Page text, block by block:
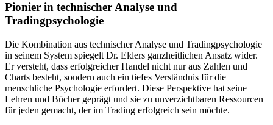
Pionier in technischer Analyse und
Tradingpsychologie
Die Kombination aus technischer Analyse und Tradingpsychologie
in seinem System spiegelt Dr. Elders ganzheitlichen Ansatz wider.
Er versteht, dass erfolgreicher Handel nicht nur aus Zahlen und
Charts besteht, sondern auch ein tiefes Verständnis für die
menschliche Psychologie erfordert. Diese Perspektive hat seine
Lehren und Bücher geprägt und sie zu unverzichtbaren Ressourcen
für jeden gemacht, der im Trading erfolgreich sein möchte.